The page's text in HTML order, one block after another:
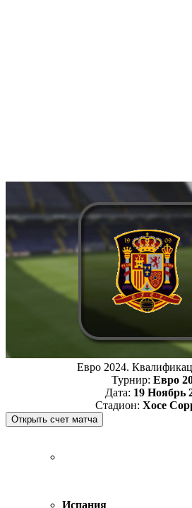
Евро 2024.
Турнир: Евро
Дата: 19 Ноябрь
Стадион: Хосе
Испания